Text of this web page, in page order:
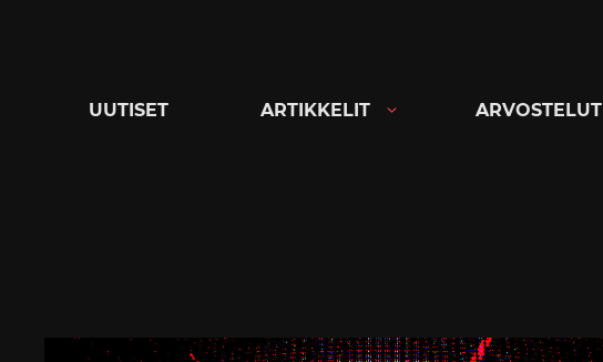
UUTISET ARTIKKELIT ARVOSTELUT